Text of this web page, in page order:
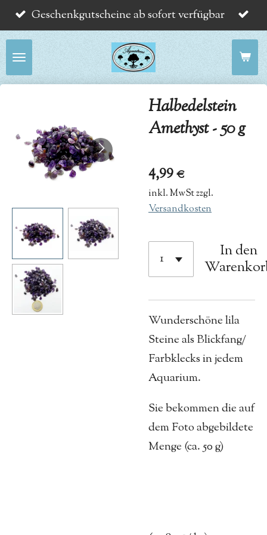
Zum
Hauptinhalt
springen
Geschenkgutscheine ab sofort verfügbar
Halbedelstein
Amethyst - 50 g
4,99 €
inkl. MwSt zzgl.
Versandkosten
In den
Wunderschöne lila
Steine als Blickfang/
Farbklecks in jedem
Aquarium.
Sie bekommen die auf
dem Foto abgebildete
Menge (ca. 50 g)